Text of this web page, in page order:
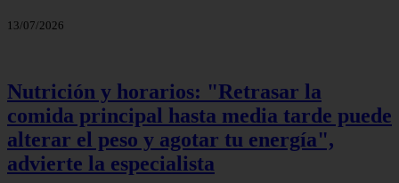
13/07/2026
Nutrición y horarios: "Retrasar la
comida principal hasta media tarde puede
alterar el peso y agotar tu energía",
advierte la especialista